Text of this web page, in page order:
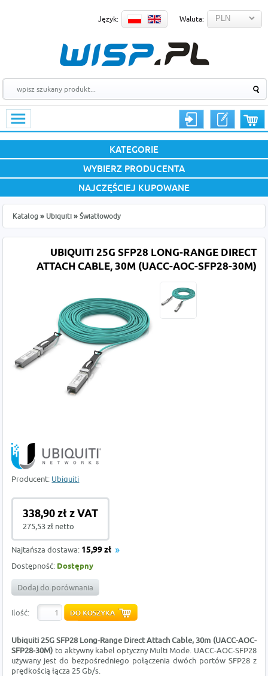
Język: Waluta:
KATEGORIE
WYBIERZ PRODUCENTA
NAJCZĘŚCIEJ KUPOWANE
Katalog » Ubiquiti » Światłowody
UBIQUITI 25G SFP28 LONG-RANGE DIRECT
ATTACH CABLE, 30M (UACC-AOC-SFP28-30M)
Producent: Ubiquiti
338,90 zł z VAT
275,53 zł netto
Najtańsza dostawa: 15,99 zł
Dostępność: Dostępny
Dodaj do porównania
Ilość:
Ubiquiti 25G SFP28 Long-Range Direct Attach Cable, 30m (UACC-AOC-
SFP28-30M) to aktywny kabel optyczny Multi Mode. UACC-AOC-SFP28
używany jest do bezpośredniego połączenia dwóch portów SFP28 z
prędkością łącza 25 Gb/s.